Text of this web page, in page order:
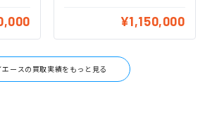
¥1,150,000
エースの買取実績をもっと見る